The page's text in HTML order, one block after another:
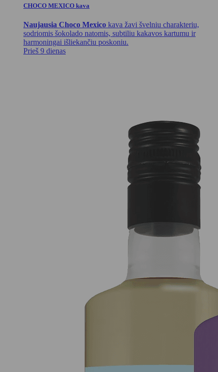
CHOCO MEXICO kava
Naujausia Choco Mexico kava žavi švelniu charakteriu,
sodriomis šokolado natomis, subtiliu kakavos kartumu ir
harmoningai išliekančiu poskoniu.
Prieš 9 dienas